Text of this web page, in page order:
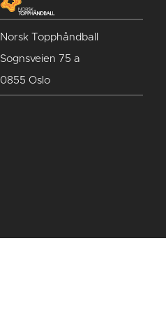
Norsk Topphåndball
Sognsveien 75 a
0855 Oslo